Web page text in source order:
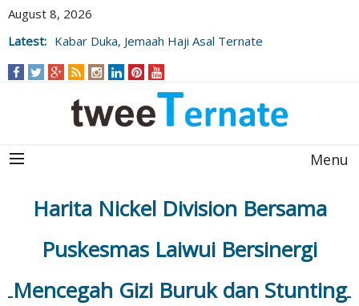
August 8, 2026
Latest: Kabar Duka, Jemaah Haji Asal Ternate
Menu
Harita Nickel Division Bersama
Puskesmas Laiwui Bersinergi
Mencegah Gizi Buruk dan Stunting